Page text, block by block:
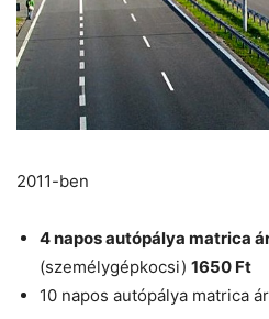
2011-ben
4 napos autópálya matrica
(személygépkocsi) 1650 Ft
10 napos autópálya matrica